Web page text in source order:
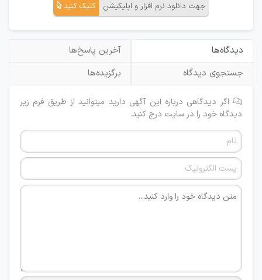
جهت دانلود نرم افزار و اپلیکیشن کلیک کنید
دیدگاه‌ها
آخرین پاسخ‌ها
جستجوی دیدگاه
برگزیده‌ها
اگر دیدگاهی درباره این آگهی دارید میتوانید از طریق فرم زیر
دیدگاه خود را در سایت درج کنید.